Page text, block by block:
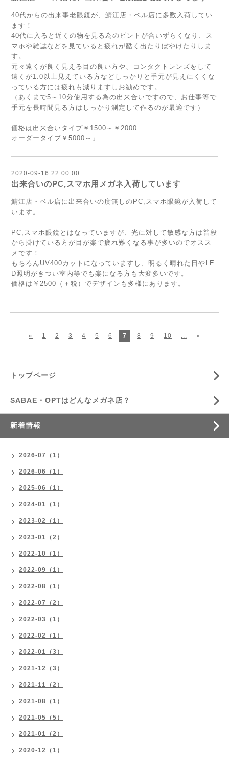
40代からの出来事老眼鏡が、鯖江店・ベル店に多数入荷してい
ます！
40代に入ると近くの物を見る為のピントが合いずらくなり、ス
マホや雑誌などを見ていると疲れが酷く出たりぼやけたりしま
す。
元々遠くが良く見える目の良い方や、コンタクトレンズをして
遠くが1.0以上見えている方などしっかりと手元が見えにくくな
っている方には疲れも減りますしお勧めです。
（あくまで5～10分使用する為の出来合いですので、お仕事等で
手元を長時間見る方はしっかり測定して作るのが最適です）
価格は出来合いタイプ￥1500～￥2000
オーダータイプ￥5000～」
2020-09-16 22:00:00
出来合いのPC,スマホ用メガネ入荷しています
鯖江店・ベル店に出来合いの度無しのPC,スマホ眼鏡が入荷して
います。
PC,スマホ眼鏡とはなっていますが、光に対して敏感な方は普段
から掛けている方が目が楽で疲れ難くなる事が多いのでオスス
メです！
もちろんUV400カットになっていますし、明るく晴れた日やLE
D照明がきつい室内等でも楽になる方も大変多いです。
価格は￥2500（＋税）でデザインも多様にあります。
« 1 2 3 4 5 6 7 8 9 10 ... »
トップページ
SABAE・OPTはどんなメガネ店？
新着情報
2026-07（1）
2026-06（1）
2025-06（1）
2024-01（1）
2023-02（1）
2023-01（2）
2022-10（1）
2022-09（1）
2022-08（1）
2022-07（2）
2022-03（1）
2022-02（1）
2022-01（3）
2021-12（3）
2021-11（2）
2021-08（1）
2021-05（5）
2021-01（2）
2020-12（1）